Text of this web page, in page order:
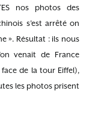
nos photos des
s’est arrêté on
». Résultat : ils nous
venait de France
de la tour Eiffel),
les photos prisent